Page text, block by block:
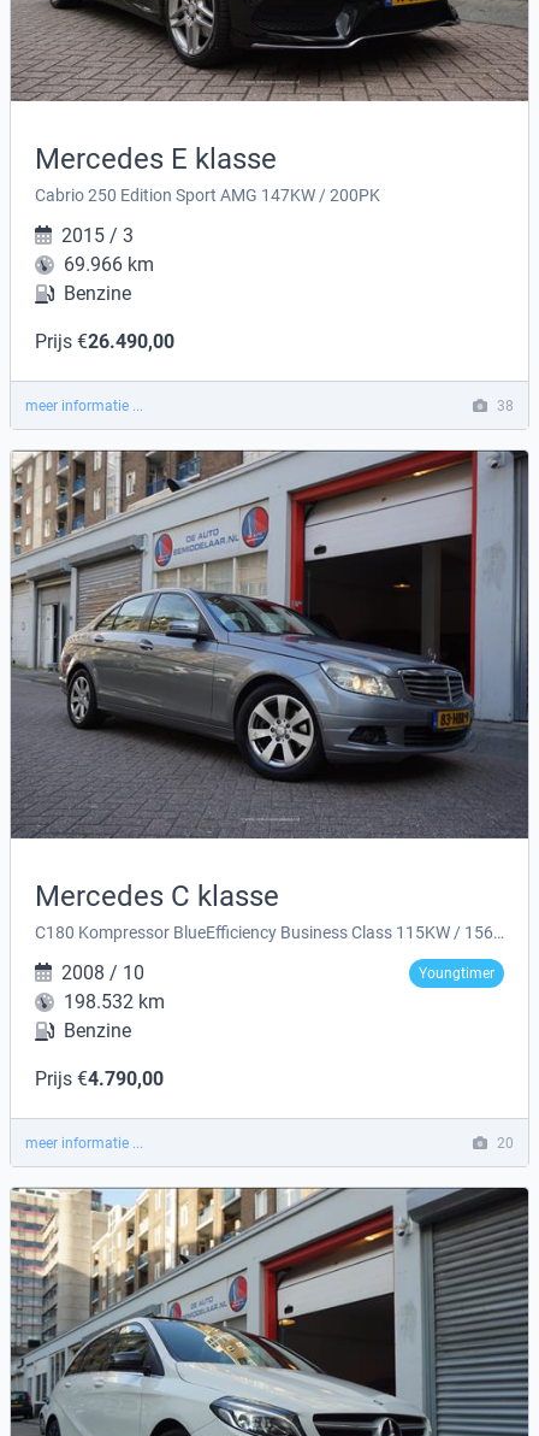
Mercedes E klasse
Cabrio 250 Edition Sport AMG 147KW / 200PK
2015 / 3
69.966 km
Benzine
Prijs €26.490,00
meer informatie ... 38
Mercedes C klasse
C180 Kompressor BlueEfficiency Business Class 115KW / 156PK
2008 / 10 Youngtimer
198.532 km
Benzine
Prijs €4.790,00
meer informatie ... 20